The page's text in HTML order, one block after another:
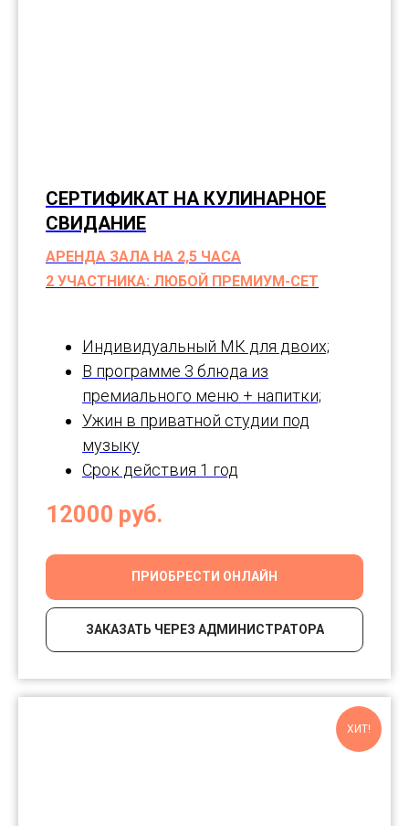
СЕРТИФИКАТ НА КУЛИНАРНОЕ
СВИДАНИЕ
АРЕНДА ЗАЛА НА 2,5 ЧАСА
2 УЧАСТНИКА: ЛЮБОЙ ПРЕМИУМ-СЕТ
Индивидуальный МК для двоих;
В программе 3 блюда из
премиального меню + напитки;
Ужин в приватной студии под
музыку
Срок действия 1 год
12000 руб.
ПРИОБРЕСТИ ОНЛАЙН
ЗАКАЗАТЬ ЧЕРЕЗ АДМИНИСТРАТОРА
ХИТ!